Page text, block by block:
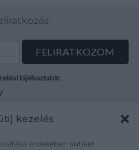
kezelés
érdekében sütiket
tájékoztatót:
Áraink
ÁSZF